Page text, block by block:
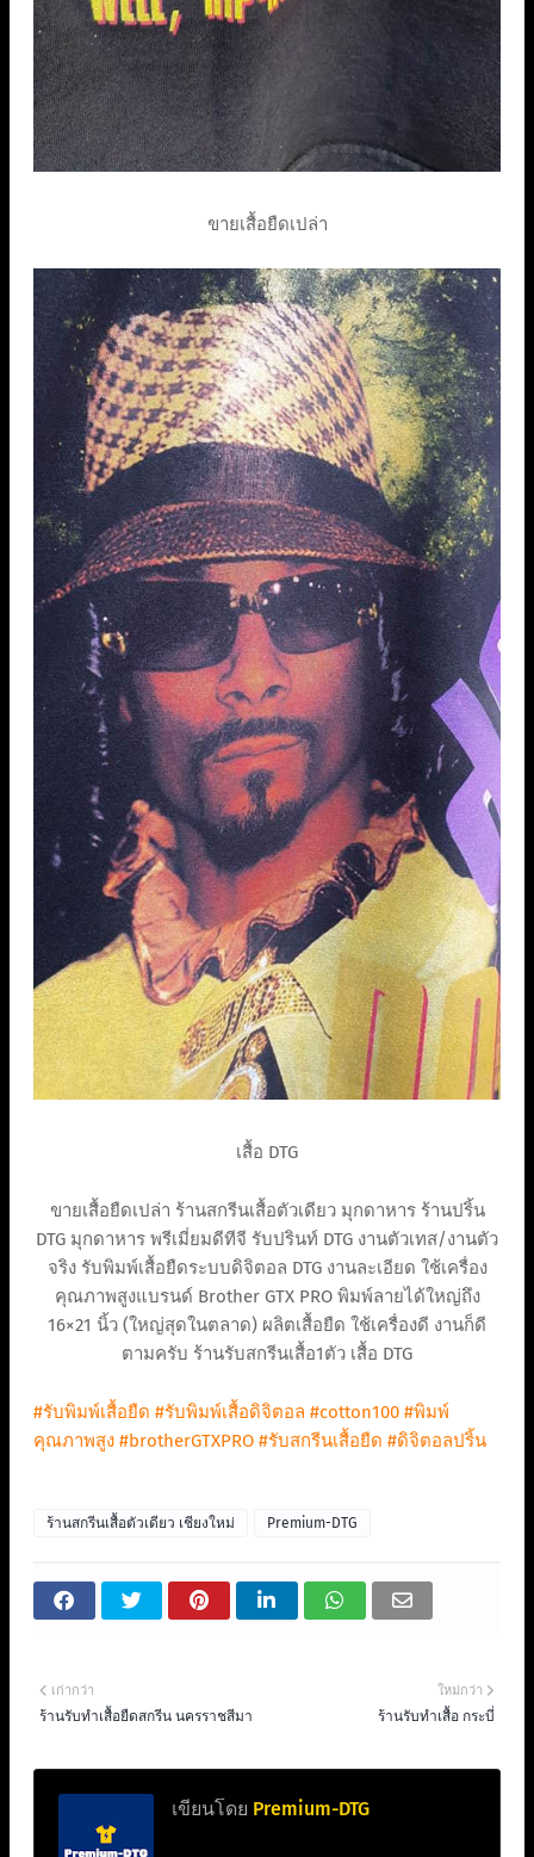
ขายเสื้อยืดเปล่า
เสื้อ DTG
ขายเสื้อยืดเปล่า ร้านสกรีนเสื้อตัวเดียว มุกดาหาร ร้านปริ้น
DTG มุกดาหาร พรีเมี่ยมดีทีจี รับปรินท์ DTG งานตัวเทส/งานตัว
จริง รับพิมพ์เสื้อยืดระบบดิจิตอล DTG งานละเอียด ใช้เครื่อง
คุณภาพสูงแบรนด์ Brother GTX PRO พิมพ์ลายได้ใหญ่ถึง
16×21 นิ้ว (ใหญ่สุดในตลาด) ผลิตเสื้อยืด ใช้เครื่องดี งานก็ดี
ตามครับ ร้านรับสกรีนเสื้อ1ตัว เสื้อ DTG
#รับพิมพ์เสื้อยืด #รับพิมพ์เสื้อดิจิตอล #cotton100 #พิมพ์
คุณภาพสูง #brotherGTXPRO #รับสกรีนเสื้อยืด #ดิจิตอลปริ้น
ร้านสกรีนเสื้อตัวเดียว เชียงใหม่ Premium-DTG
ใหม่กว่า
ร้านรับทำเสื้อ กระบี่
เก่ากว่า
ร้านรับทําเสื้อยืดสกรีน นครราชสีมา
เขียนโดย Premium-DTG